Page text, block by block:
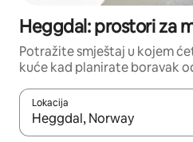
Heggdal: prostori za
Potražite smještaj u kojem
kuće kad planirate boravak
Lokacija
Kada budu dostupni rezultati,